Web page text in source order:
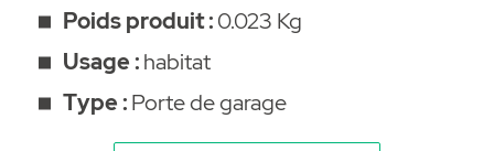
Poids produit :0.023 Kg
Usage :habitat
Type :Porte de garage